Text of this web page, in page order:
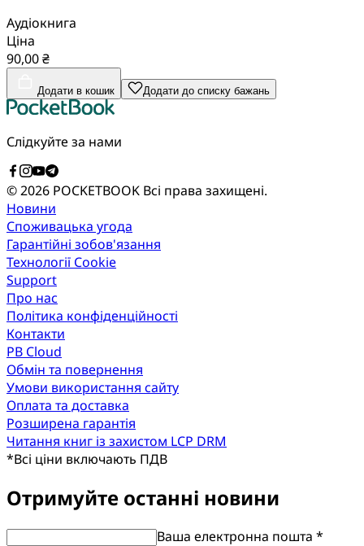
Аудіокнига
Ціна
90,00 ₴
Додати в кошик Додати до списку бажань
Слідкуйте за нами
© 2026 POCKETBOOK Всі права захищені.
Новини
Споживацька угода
Гарантійні зобов'язання
Технології Cookie
Support
Про нас
Політика конфіденційності
Контакти
PB Cloud
Обмін та повернення
Умови використання сайту
Оплата та доставка
Розширена гарантія
Читання книг із захистом LCP DRM
*Всі ціни включають ПДВ
Отримуйте останні новини
Ваша електронна пошта *